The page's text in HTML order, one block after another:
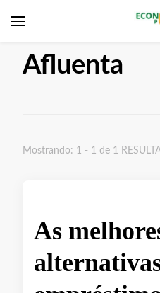
Afluenta
Mostrando: 1 - 1 de 1
As